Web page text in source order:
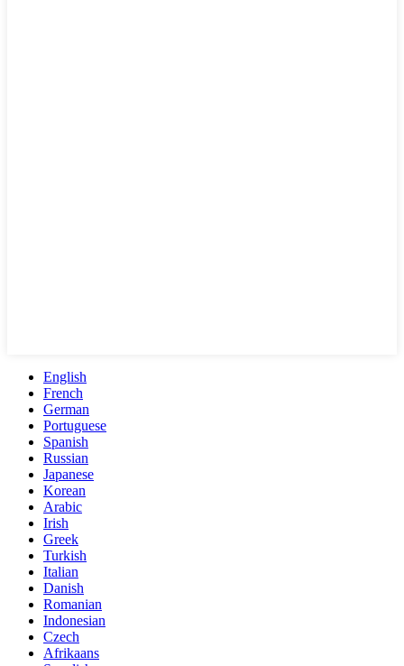
English
French
German
Portuguese
Spanish
Russian
Japanese
Korean
Arabic
Irish
Greek
Turkish
Italian
Danish
Romanian
Indonesian
Czech
Afrikaans